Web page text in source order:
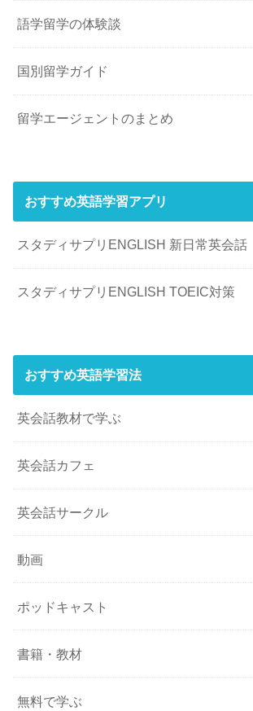
語学留学の体験談
国別留学ガイド
留学エージェントのまとめ
おすすめ英語学習アプリ
スタディサプリENGLISH 新日常英会話
スタディサプリENGLISH TOEIC対策
おすすめ英語学習法
英会話教材で学ぶ
英会話カフェ
英会話サークル
動画
ポッドキャスト
書籍・教材
無料で学ぶ